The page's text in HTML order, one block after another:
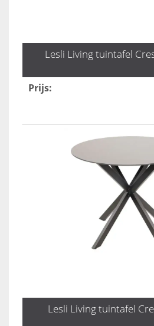
Lesli Living tuintafel
Prijs:
Lesli Living tuintafel